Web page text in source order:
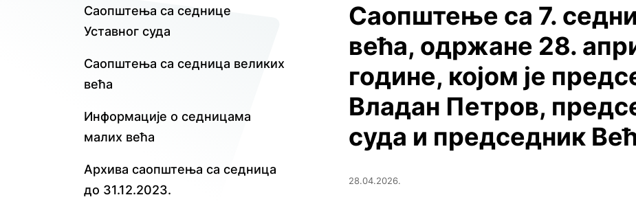
Саопштење са 7.
већа, одржанe 28.
године, којoм је
Владан Петров,
суда и председник
28.04.2026.
Саопштења са седнице
Уставног суда
Саопштења са седница великих
већа
Информације о седницама
малих већa
Архива саопштења са седница
до 31.12.2023.